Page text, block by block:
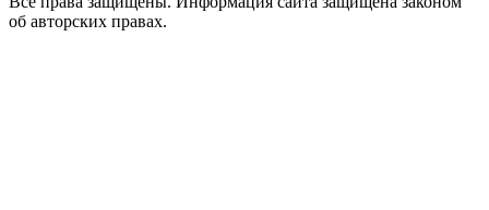
об авторских правах.